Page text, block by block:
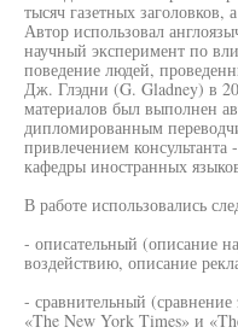
тысяч газетных заголовков,
Автор использовал
научный эксперимент по
поведение людей,
Дж. Глэдни (G. Gladney) в
материалов был выполнен
дипломированным
привлечением
кафедры иностранных
В работе использовались
- описательный (описание
воздействию, описание
- сравнительный (сравнение
«The New York Times» и